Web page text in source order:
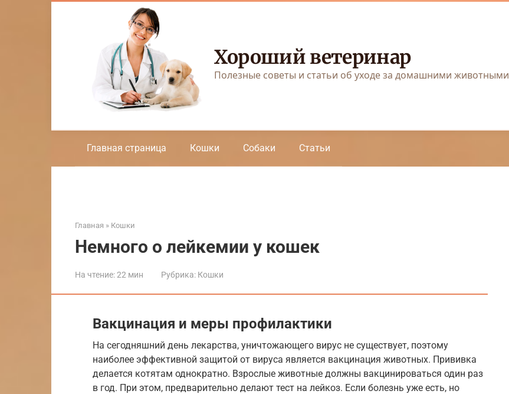
Хороший ветеринар
Полезные советы и статьи об уходе за домашними животными
Главная страница Кошки Собаки Статьи
Главная » Кошки
Немного о лейкемии у кошек
На чтение:22 мин Рубрика: Кошки
Вакцинация и меры профилактики
На сегодняшний день лекарства, уничтожающего вирус не существует, поэтому
наиболее эффективной защитой от вируса является вакцинация животных. Прививка
делается котятам однократно. Взрослые животные должны вакцинироваться один раз
в год. При этом, предварительно делают тест на лейкоз. Если болезнь уже есть, но